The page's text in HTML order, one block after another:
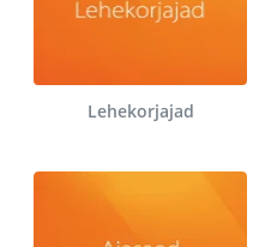
Lehekorjajad